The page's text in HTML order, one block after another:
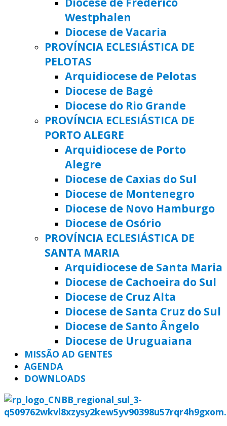
Westphalen
Diocese de Vacaria
PROVÍNCIA ECLESIÁSTICA DE
PELOTAS
Arquidiocese de Pelotas
Diocese de Bagé
Diocese do Rio Grande
PROVÍNCIA ECLESIÁSTICA DE
PORTO ALEGRE
Arquidiocese de Porto
Alegre
Diocese de Caxias do Sul
Diocese de Montenegro
Diocese de Novo Hamburgo
Diocese de Osório
PROVÍNCIA ECLESIÁSTICA DE
SANTA MARIA
Arquidiocese de Santa Maria
Diocese de Cachoeira do Sul
Diocese de Cruz Alta
Diocese de Santa Cruz do Sul
Diocese de Santo Ângelo
Diocese de Uruguaiana
MISSÃO AD GENTES
AGENDA
DOWNLOADS